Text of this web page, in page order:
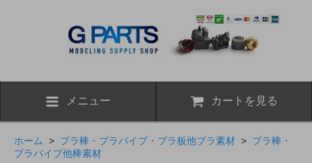
メニュー カートを見る
ホーム > プラ棒・プラパイプ・プラ板他プラ素材 > プラ棒・
プラパイプ他棒素材